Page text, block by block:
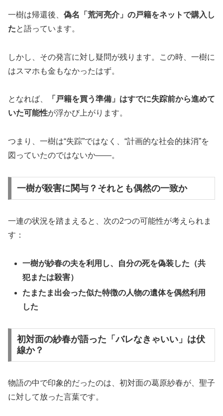
一樹は帰還後、 偽名「荒河亮介」の戸籍をネットで購入し
たと語っています。
しかし、その発言に対し疑問が残ります。この時、一樹に
はスマホも金もなかったはず。
となれば、
「戸籍を買う準備」はすでに失踪前から進めて
いた可能性が浮かび上がります。
つまり、一樹は“失踪”ではなく、“計画的な社会的抹消”を
図っていたのではないか――。
一樹が殺害に関与？それとも偶然の一致か
一連の状況を踏まえると、次の2つの可能性が考えられま
す：
一樹が紗春の夫を利用し、自分の死を偽装した（共
犯または殺害）
たまたま出会った似た特徴の人物の遺体を偶然利用
した
初対面の紗春が語った「バレなきゃいい」は伏
線か？
物語の中で印象的だったのは、初対面の葛原紗春が、聖子
に対して放った言葉です。